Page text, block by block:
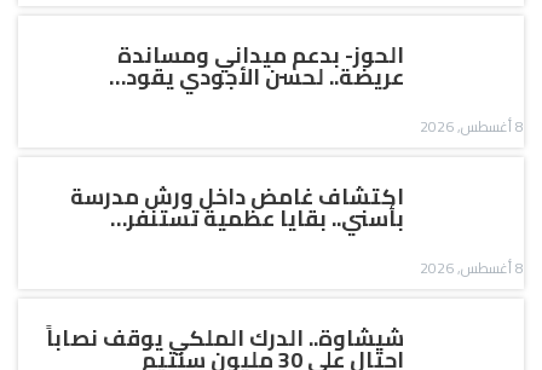
الحوز- بدعم ميداني ومساندة
عريضة.. لحسن الأجودي يقود…
8 أغسطس, 2026
اكتشاف غامض داخل ورش مدرسة
بأسني.. بقايا عظمية تستنفر…
8 أغسطس, 2026
شيشاوة.. الدرك الملكي يوقف نصاباً
احتال على 30 مليون سنتيم